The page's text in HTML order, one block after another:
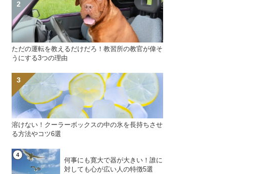
ただの運転を教えるだけだろ！教習所の教官が偉そ
うにする3つの理由
溶けない！クーラーボックスの中の氷を長持ちさせ
る方法やコツ6選
何事にも寛大で器が大きい！誰に
対しても心が広い人の特徴5選